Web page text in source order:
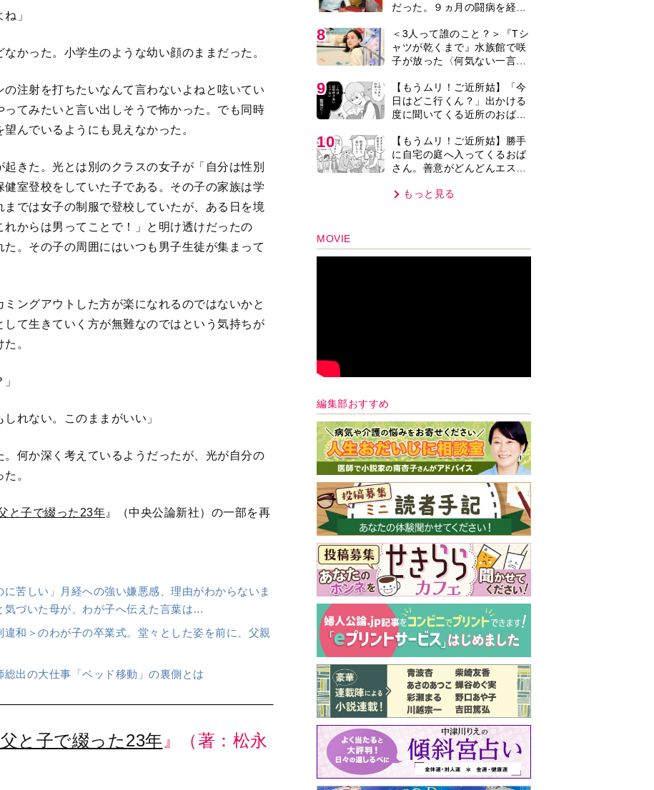
」
かった。小学生のような幼い顔のままだった。
注射を打ちたいなんて言わないよねと呟いてい
てみたいと言い出しそうで怖かった。でも同時
んでいるようにも見えなかった。
きた。光とは別のクラスの女子が「自分は性別
室登校をしていた子である。その子の家族は学
では女子の制服で登校していたが、ある日を境
からは男ってことで！」と明け透けだったの
。その子の周囲にはいつも男子生徒が集まって
ングアウトした方が楽になれるのではないかと
て生きていく方が無難なのではという気持ちが
。
れない。このままがいい」
何か深く考えているようだったが、光が自分の
。
と子で綴った23年 』（中央公論新社）の一部を再
に苦しい」月経への強い嫌悪感、理由がわからないま
気づいた母が、わが子へ伝えた言葉は…
違和＞のわが子の卒業式。堂々とした姿を前に、父親
出の大仕事「ベッド移動」の裏側とは
と子で綴った23年 』（著：松永
だった。９ヵ月の闘病を経て
紙を今も支えに」【2026上半
期BEST】
8
＜3人って誰のこと？＞『Tシ
ャツが乾くまで』水族館で咲
子が放った〈何気ない一言〉
線？」「子どもの話だと…」
9
【もうムリ！ご近所姑】「今
日はどこ行くん？」出かける
度に聞いてくる近所のおばさ
まり…【第1話】
10
【もうムリ！ご近所姑】勝手
に自宅の庭へ入ってくるおば
さん。善意がどんどんエスカ
もっと見る
MOVIE
編集部おすすめ